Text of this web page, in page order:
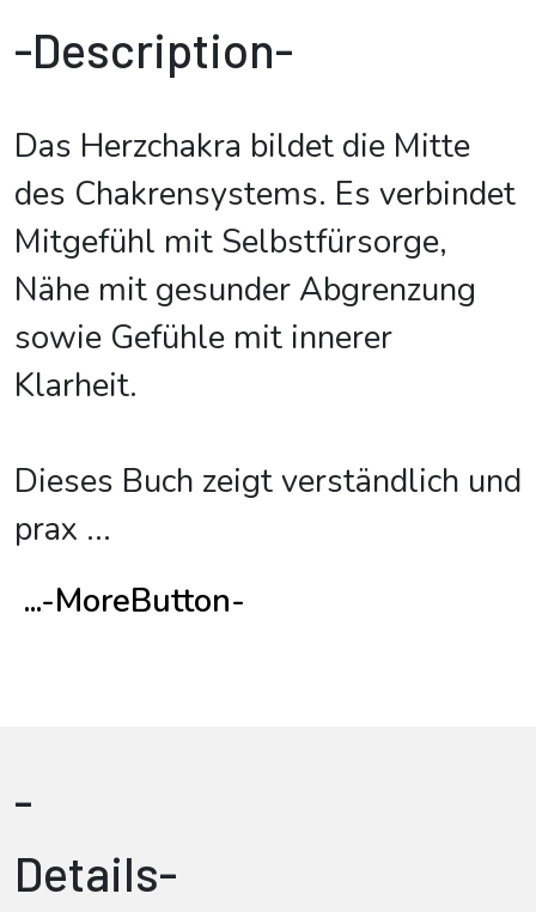
-Description-
Das Herzchakra bildet die Mitte
des Chakrensystems. Es verbindet
Mitgefühl mit Selbstfürsorge,
Nähe mit gesunder Abgrenzung
sowie Gefühle mit innerer
Klarheit.
Dieses Buch zeigt verständlich und
prax ...
...-MoreButton-
-
Details-